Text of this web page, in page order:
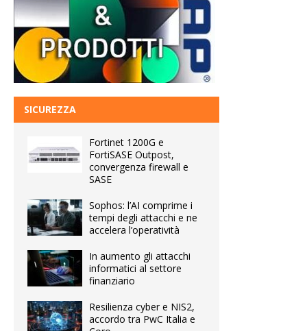
SICUREZZA
Fortinet 1200G e
FortiSASE Outpost,
convergenza firewall e
SASE
Sophos: l’AI comprime i
tempi degli attacchi e ne
accelera l’operatività
In aumento gli attacchi
informatici al settore
finanziario
Resilienza cyber e NIS2,
accordo tra PwC Italia e